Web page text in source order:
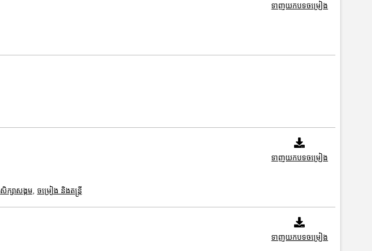
ទាញយកបទចម្រៀង
សិក្សាសង្គម, ចម្រៀង និងតន្ត្រី
ទាញយកបទចម្រៀង
ទាញយកបទចម្រៀង